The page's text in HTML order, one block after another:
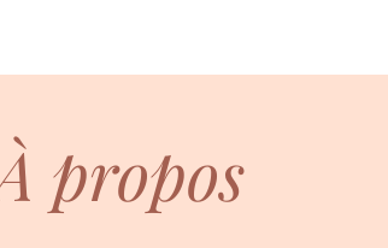
propos